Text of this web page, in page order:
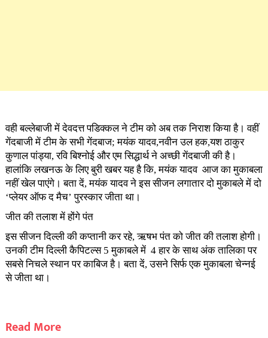
वही बल्लेबाजी में देवदत्त पडिक्कल ने टीम को अब तक निराश किया है। वहीं
गेंदबाजी में टीम के सभी गेंदबाज; मयंक यादव,नवीन उल हक,यश ठाकुर
कुणाल पांड्या, रवि बिश्नोई और एम सिद्धार्थ ने अच्छी गेंदबाजी की है।
हालांकि लखनऊ के लिए बुरी खबर यह है कि, मयंक यादव आज का मुकाबला
नहीं खेल पाएंगे। बता दें, मयंक यादव ने इस सीजन लगातार दो मुकाबले में दो
‘प्लेयर ऑफ द मैच’ पुरस्कार जीता था।
जीत की तलाश में होंगे पंत
इस सीजन दिल्ली की कप्तानी कर रहे, ऋषभ पंत को जीत की तलाश होगी।
उनकी टीम दिल्ली कैपिटल्स 5 मुकाबले में 4 हार के साथ अंक तालिका पर
सबसे निचले स्थान पर काबिज है। बता दें, उसने सिर्फ एक मुकाबला चेन्नई
से जीता था।
Read More